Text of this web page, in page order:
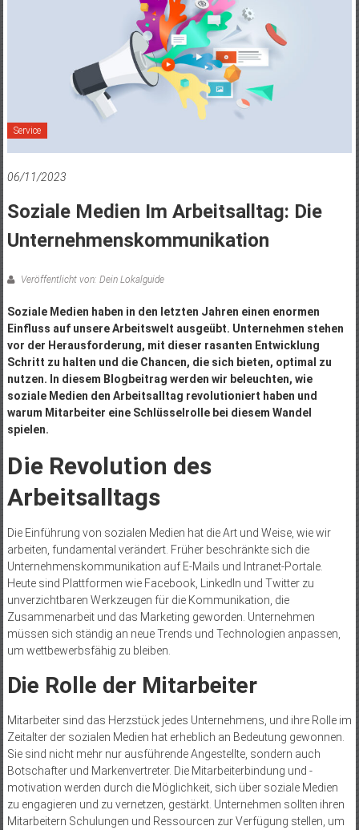
Service
06/11/2023
Soziale Medien Im Arbeitsalltag: Die
Unternehmenskommunikation
Veröffentlicht von: Dein Lokalguide
Soziale Medien haben in den letzten Jahren einen enormen
Einfluss auf unsere Arbeitswelt ausgeübt. Unternehmen stehen
vor der Herausforderung, mit dieser rasanten Entwicklung
Schritt zu halten und die Chancen, die sich bieten, optimal zu
nutzen. In diesem Blogbeitrag werden wir beleuchten, wie
soziale Medien den Arbeitsalltag revolutioniert haben und
warum Mitarbeiter eine Schlüsselrolle bei diesem Wandel
spielen.
Die Revolution des
Arbeitsalltags
Die Einführung von sozialen Medien hat die Art und Weise, wie wir
arbeiten, fundamental verändert. Früher beschränkte sich die
Unternehmenskommunikation auf E-Mails und Intranet-Portale.
Heute sind Plattformen wie Facebook, LinkedIn und Twitter zu
unverzichtbaren Werkzeugen für die Kommunikation, die
Zusammenarbeit und das Marketing geworden. Unternehmen
müssen sich ständig an neue Trends und Technologien anpassen,
um wettbewerbsfähig zu bleiben.
Die Rolle der Mitarbeiter
Mitarbeiter sind das Herzstück jedes Unternehmens, und ihre Rolle im
Zeitalter der sozialen Medien hat erheblich an Bedeutung gewonnen.
Sie sind nicht mehr nur ausführende Angestellte, sondern auch
Botschafter und Markenvertreter. Die Mitarbeiterbindung und -
motivation werden durch die Möglichkeit, sich über soziale Medien
zu engagieren und zu vernetzen, gestärkt. Unternehmen sollten ihren
Mitarbeitern Schulungen und Ressourcen zur Verfügung stellen, um